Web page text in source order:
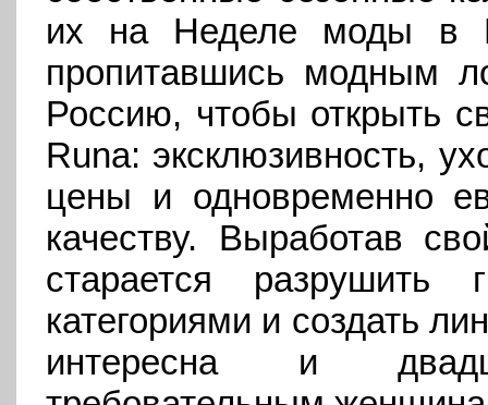
их на Неделе моды в
пропитавшись модным
Россию, чтобы открыть
Runa: эксклюзивность,
цены и одновременно
качеству. Выработав
старается разрушить
категориями и создать
интересна и